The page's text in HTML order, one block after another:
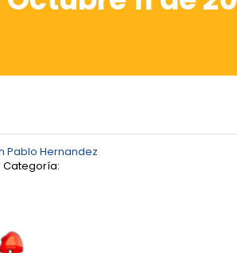
Pablo Hernandez
Categoría: